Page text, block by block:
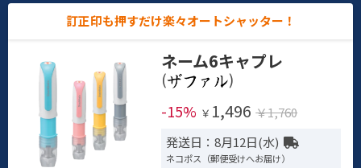
訂正印も押すだけ楽々オートシャッター！
ネーム6キャプレ
(
)
-15% ￥ 1,496 ￥1,760
発送日：8月12日(水)
ネコポス（郵便受けへお届け）